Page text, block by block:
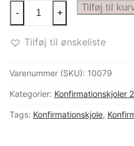
Konfirmationskjole
GRETE
antal
- + Tilføj til
Tilføj til ønskeliste
Varenummer (SKU): 10079
Kategorier: Konfirmationskjoler
Tags: Konfirmationskjole,